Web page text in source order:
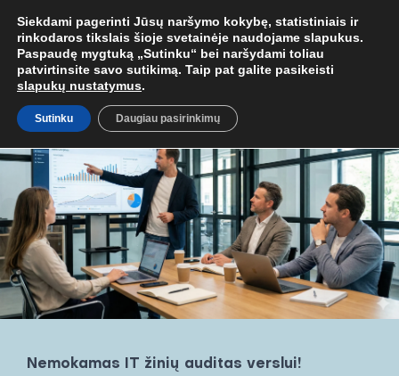
ARBA EL. P.
Nemokamas IT žinių auditas verslui!
Siekdami pagerinti Jūsų naršymo kokybę, statistiniais ir
rinkodaros tikslais šioje svetainėje naudojame slapukus.
Paspaudę mygtuką „Sutinku“ bei naršydami toliau
patvirtinsite savo sutikimą. Taip pat galite pasikeisti
slapukų nustatymus.
Sutinku Daugiau pasirinkimų